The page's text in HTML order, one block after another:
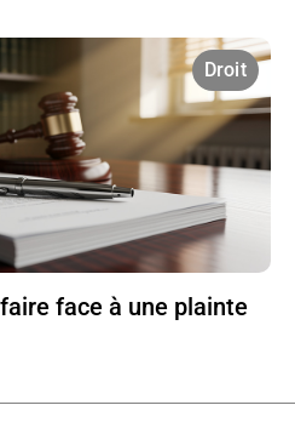
Droit
face à une plainte